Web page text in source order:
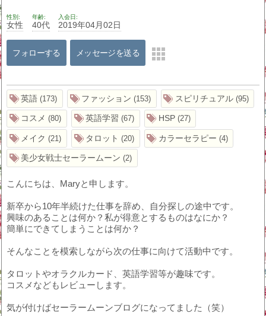
性別
女性
年齢
40代
入会日
2019年04月02日
フォローする メッセージを送る
英語 173 ファッション 153 スピリチュアル 95
コスメ 80 英語学習 67 HSP 27
メイク 21 タロット 20 カラーセラピー 4
美少女戦士セーラームーン 2
こんにちは、Maryと申します。
新卒から10年半続けた仕事を辞め、自分探しの途中です。
興味のあることは何か？私が得意とするものはなにか？
簡単にできてしまうことは何か？
そんなことを模索しながら次の仕事に向けて活動中です。
タロットやオラクルカード、英語学習等が趣味です。
コスメなどもレビューします。
気が付けばセーラームーンブログになってました（笑）